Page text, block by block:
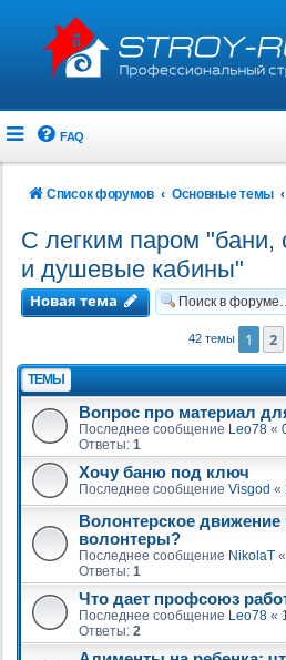
FAQ
Список форумов Основные темы
С легким паром "бани,
и душевые кабины"
Новая тема
42 темы 1 2
ТЕМЫ
Вопрос про материал
Последнее сообщение Leo78 «
Ответы: 1
Хочу баню под ключ
Последнее сообщение Visgod «
Волонтерское движение
волонтеры?
Последнее сообщение NikolaT «
Ответы: 1
Что дает профсоюз
Последнее сообщение Leo78 «
Ответы: 2